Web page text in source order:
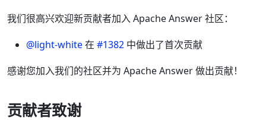
我们很高兴欢迎新贡献者加入 Apache Answer 社区：
@light-white在 #1382 中做出了首次贡献
感谢您加入我们的社区并为 Apache Answer 做出贡献！
贡献者致谢